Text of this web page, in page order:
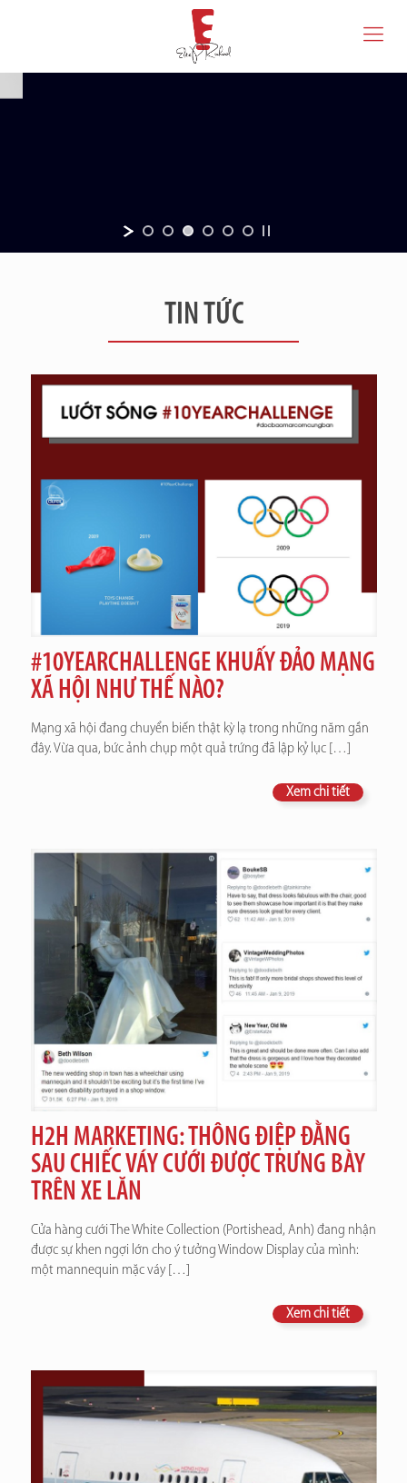
TIN TỨC
#10YEARCHALLENGE KHUẤY ĐẢO MẠNG
XÃ HỘI NHƯ THẾ NÀO?
Mạng xã hội đang chuyển biến thật kỳ lạ trong những năm gần
đây. Vừa qua, bức ảnh chụp một quả trứng đã lập kỷ lục[…]
Xem chi tiết
H2H MARKETING: THÔNG ĐIỆP ĐẰNG
SAU CHIẾC VÁY CƯỚI ĐƯỢC TRƯNG BÀY
TRÊN XE LĂN
Cửa hàng cưới The White Collection (Portishead, Anh) đang nhận
được sự khen ngợi lớn cho ý tưởng Window Display của mình:
một mannequin mặc váy[…]
Xem chi tiết